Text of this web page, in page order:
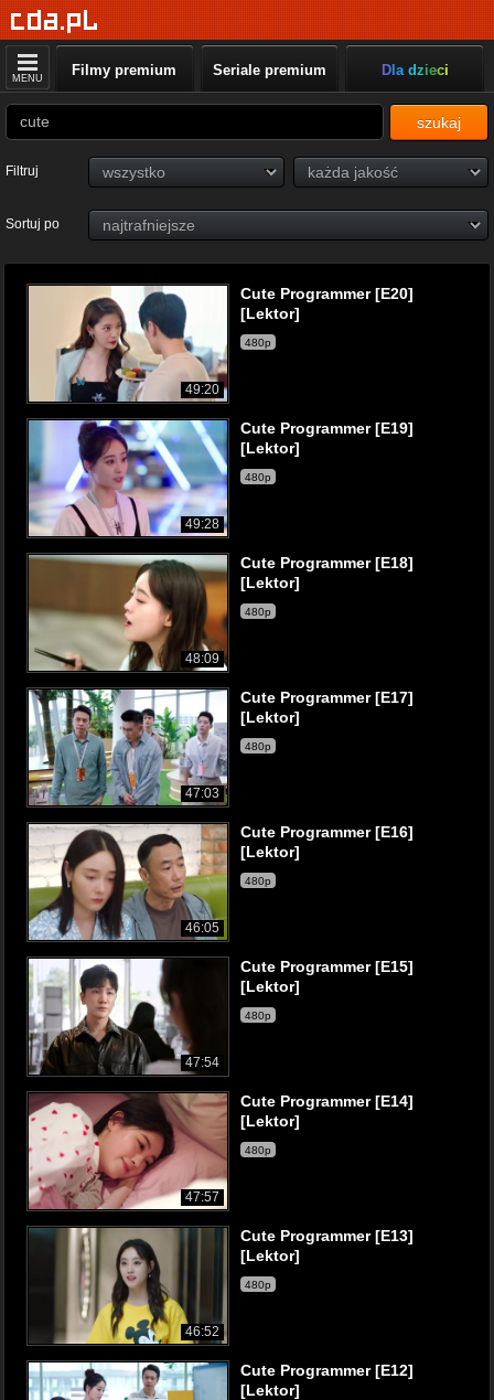
MENU Filmy premium Seriale premium Dla dzieci
szukaj
Filtruj
Sortuj po
49:20
Cute Programmer [E20]
[Lektor]
480p
49:28
Cute Programmer [E19]
[Lektor]
480p
48:09
Cute Programmer [E18]
[Lektor]
480p
47:03
Cute Programmer [E17]
[Lektor]
480p
46:05
Cute Programmer [E16]
[Lektor]
480p
47:54
Cute Programmer [E15]
[Lektor]
480p
47:57
Cute Programmer [E14]
[Lektor]
480p
46:52
Cute Programmer [E13]
[Lektor]
480p
Cute Programmer [E12]
[Lektor]